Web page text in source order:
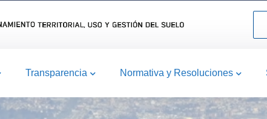
Transparencia Normativa y Resoluciones